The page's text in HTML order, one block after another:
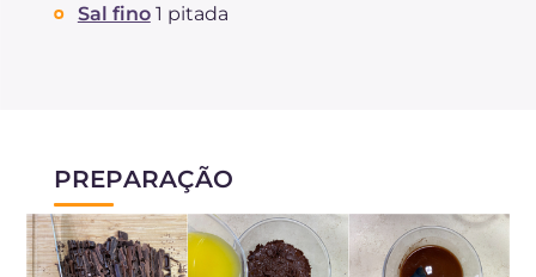
Sal fino 1 pitada
PREPARAÇÃO